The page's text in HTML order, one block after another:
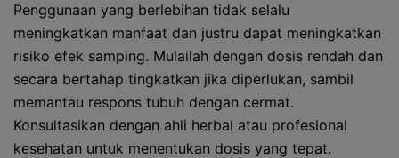
Penggunaan yang berlebihan tidak selalu
meningkatkan manfaat dan justru dapat meningkatkan
risiko efek samping. Mulailah dengan dosis rendah dan
secara bertahap tingkatkan jika diperlukan, sambil
memantau respons tubuh dengan cermat.
Konsultasikan dengan ahli herbal atau profesional
kesehatan untuk menentukan dosis yang tepat.